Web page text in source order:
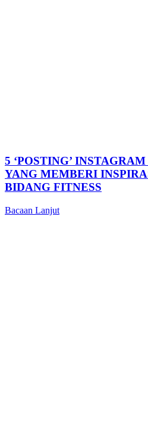
5 ‘POSTING’
YANG MEMBERI
BIDANG FITNESS
Bacaan Lanjut